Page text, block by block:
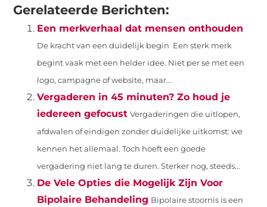
Gerelateerde Berichten:
Een merkverhaal dat mensen onthouden
De kracht van een duidelijk begin Een sterk merk
begint vaak met een helder idee. Niet per se met een
logo, campagne of website, maar...
Vergaderen in 45 minuten? Zo houd je
iedereen gefocust Vergaderingen die uitlopen,
afdwalen of eindigen zonder duidelijke uitkomst: we
kennen het allemaal. Toch hoeft een goede
vergadering niet lang te duren. Sterker nog, steeds...
De Vele Opties die Mogelijk Zijn Voor
Bipolaire Behandeling Bipolaire stoornis is een